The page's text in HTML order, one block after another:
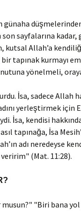
Kruşevo
Cemaati
günaha
sayfalarına
kutsal Allah’a
bir tapınak kurmayı
yönelmeli,
İsa, sadece Allah
yerleştirmek için
İsa, kendisi
tapınağa, İsa
adı neredeyse
(Mat. 11:28).
musun?" "Biri bana